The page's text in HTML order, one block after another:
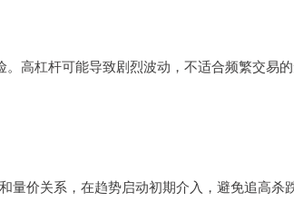
高杠杆可能导致剧烈波动，不适合频繁交易
量价关系，在趋势启动初期介入，避免追高杀